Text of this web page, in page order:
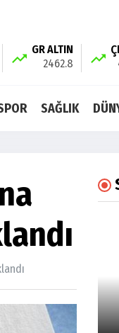
GR ALTIN
2462.8
SAĞLIK